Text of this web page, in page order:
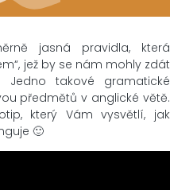
jasná pravidla, která
jež by se nám mohly zdát
takové gramatické
předmětů v anglické větě.
který Vám vysvětlí, jak
🙂